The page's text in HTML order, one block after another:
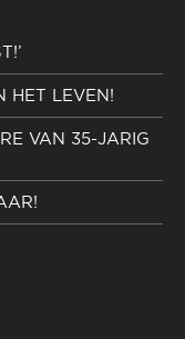
HET LEVEN!
VAN 35-JARIG